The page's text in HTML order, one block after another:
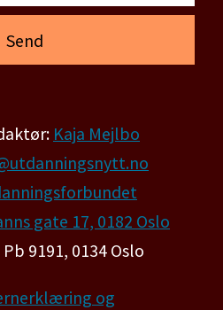
Kaja Mejlbo
gate 17, 0182 Oslo
9191, 0134 Oslo
og